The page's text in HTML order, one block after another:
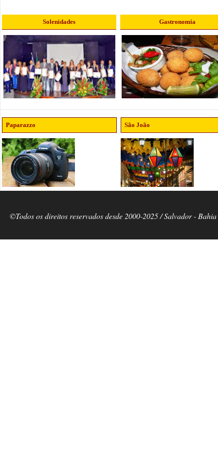
Solenidades Gastronomia
Paparazzo São João
©Todos os direitos reservados desde 2000-2025 / Salvador -